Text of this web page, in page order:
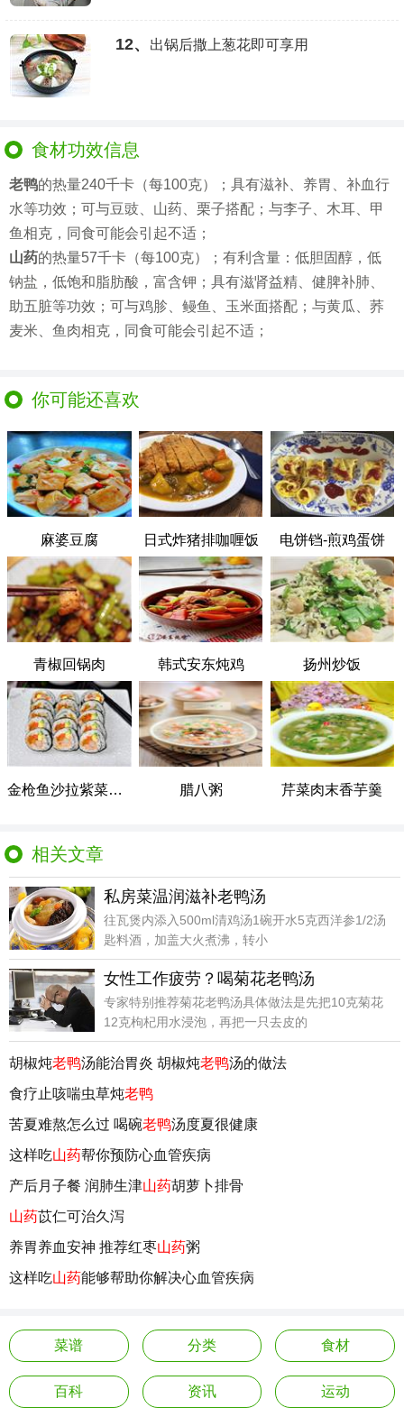
12、 出锅后撒上葱花即可享用
食材功效信息
老鸭的热量240千卡（每100克）；具有滋补、养胃、补血行
水等功效；可与豆豉、山药、栗子搭配；与李子、木耳、甲
鱼相克，同食可能会引起不适；
山药的热量57千卡（每100克）；有利含量：低胆固醇，低
钠盐，低饱和脂肪酸，富含钾；具有滋肾益精、健脾补肺、
助五脏等功效；可与鸡胗、鳗鱼、玉米面搭配；与黄瓜、荞
麦米、鱼肉相克，同食可能会引起不适；
你可能还喜欢
麻婆豆腐 日式炸猪排咖喱饭 电饼铛-煎鸡蛋饼
青椒回锅肉 韩式安东炖鸡 扬州炒饭
金枪鱼沙拉紫菜包饭 腊八粥 芹菜肉末香芋羹
相关文章
私房菜温润滋补老鸭汤
往瓦煲内添入500ml清鸡汤1碗开水5克西洋参1/2汤
匙料酒，加盖大火煮沸，转小
女性工作疲劳？喝菊花老鸭汤
专家特别推荐菊花老鸭汤具体做法是先把10克菊花
12克枸杞用水浸泡，再把一只去皮的
胡椒炖老鸭汤能治胃炎 胡椒炖老鸭汤的做法
食疗止咳喘虫草炖老鸭
苦夏难熬怎么过 喝碗老鸭汤度夏很健康
这样吃山药帮你预防心血管疾病
产后月子餐 润肺生津山药胡萝卜排骨
山药苡仁可治久泻
养胃养血安神 推荐红枣山药粥
这样吃山药能够帮助你解决心血管疾病
菜谱 分类 食材
百科 资讯 运动